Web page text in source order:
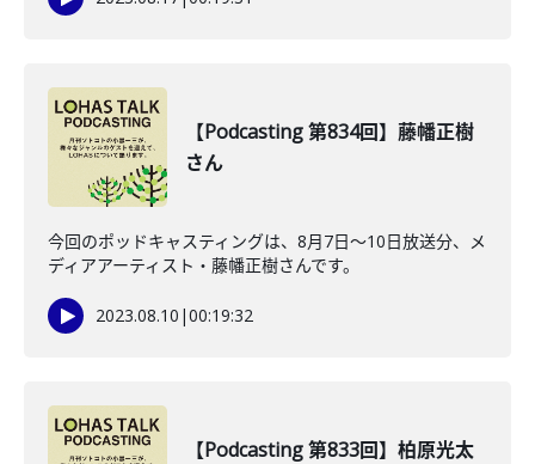
【Podcasting 第834回】藤幡正樹
さん
今回のポッドキャスティングは、8月7日〜10日放送分、メ
ディアアーティスト・藤幡正樹さんです。
2023.08.10 |00:19:32
【Podcasting 第833回】柏原光太